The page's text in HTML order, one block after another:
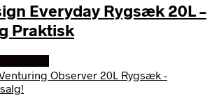
Everyday Rygsæk 20L –
Praktisk